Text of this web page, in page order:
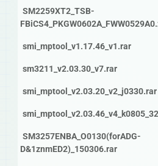
SM2259XT2_TSB-
smi_mptool_v1.17.46_v1.rar
sm3211_v2.03.30_v7.rar
smi_mptool_v2.03.20_v2_j0330.rar
SM3257ENBA_O0130(forADG-
D&1znmED2)_150306.rar